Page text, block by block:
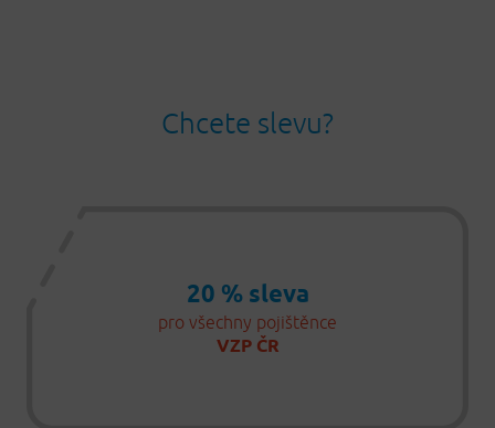
Chcete slevu?
20 % sleva
pro všechny pojištěnce
VZP ČR